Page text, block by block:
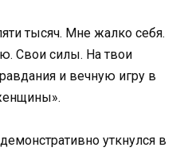
тысяч. Мне жалко себя.
Свои силы. На твои
и вечную игру в
уткнулся в